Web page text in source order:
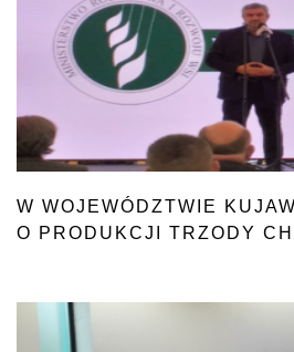
W WOJEWÓDZTWIE
O PRODUKCJI TRZODY